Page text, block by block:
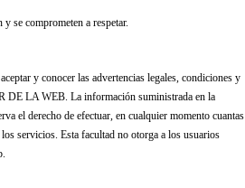
se comprometen a respetar.
y conocer las advertencias legales, condiciones y
DE LA WEB. La información suministrada en la
el derecho de efectuar, en cualquier momento cuantas
servicios. Esta facultad no otorga a los usuarios